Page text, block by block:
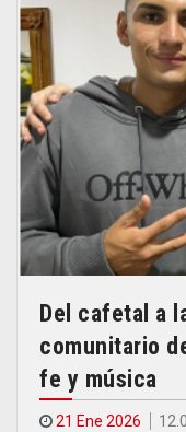
Del cafetal a
comunitario
fe y música
21 Ene 2026